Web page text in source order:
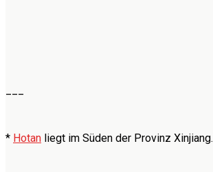
* Hotan liegt im Süden der Provinz Xinjiang.